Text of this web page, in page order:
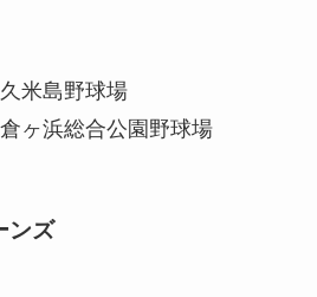
米島野球場
ヶ浜総合公園野球場
ンズ